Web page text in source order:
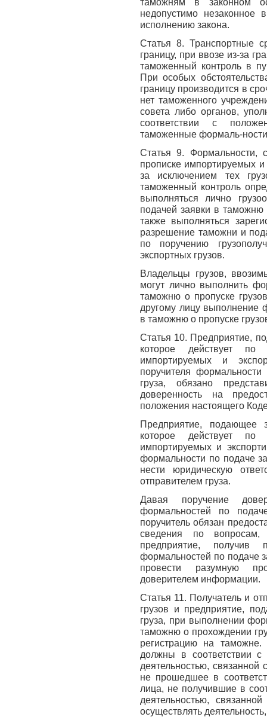
недопустимо незаконное
исполнению закона.
Статья 8. Транспортные
границу, при ввозе из-за
таможенный контроль в
При особых
границу производится в
нет таможенного
совета либо органов,
соответствии с
таможенные формаль-
Статья 9. Формальности,
прописке импортируемых
за исключением тех
таможенный контроль
выполняться лично
подачей заявки в таможню
также выполняться
разрешение таможни и
по поручению
экспортных грузов.
Владельцы грузов,
могут лично выполнить
таможню о пропуске
другому лицу выполнение
в таможню о пропуске
Статья 10. Предприятие,
которое действует по
импортируемых и
поручителя
груза, обязано
доверенность на
положения настоящего
Предприятие, подающее
которое действует по
импортируемых и
формальности по подаче
нести юридическую
отправителем груза.
Давая поручение
формальностей по
поручитель обязан
сведения по вопросам,
предприятие, получив
формальностей по подаче
провести разумную
доверителем информации.
Статья 11. Получатель и
грузов и предприятие,
груза, при выполнении
таможню о прохождении
регистрацию на
должны в соответствии с
деятельностью,
не прошедшее в
лица, не получившие в
деятельностью,
осуществлять